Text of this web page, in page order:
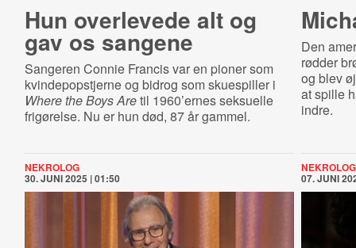
Hun overlevede alt og
gav os sangene
Sangeren Connie Francis var en pioner som
kvindepopstjerne og bidrog som skuespiller i
Where the Boys Aretil 1960’ernes seksuelle
frigørelse. Nu er hun død, 87 år gammel.
Den
rødder
og blev
at spille
indre.
NEKROLOG
30. JUNI 2025 | 01:50
NEKROLOG
07. JUNI